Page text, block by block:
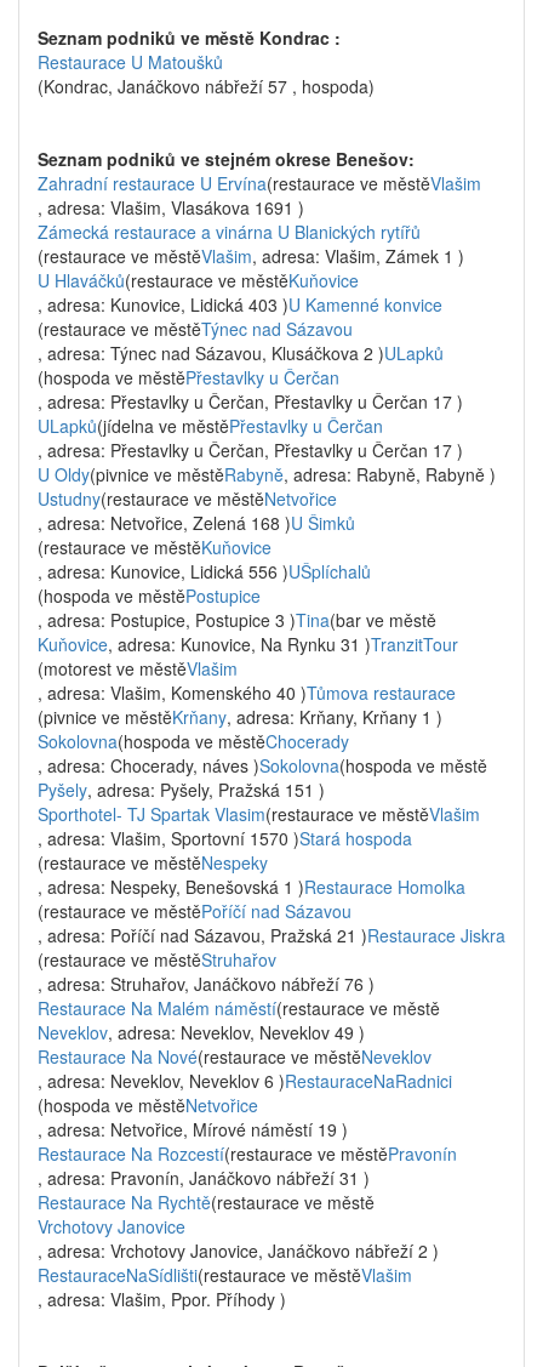
Seznam podniků ve městě Kondrac :
Restaurace U Matoušků
(Kondrac, Janáčkovo nábřeží 57 , hospoda)
Seznam podniků ve stejném okrese Benešov:
Zahradní restaurace U Ervína(restaurace ve městěVlašim
, adresa: Vlašim, Vlasákova 1691 )
Zámecká restaurace a vinárna U Blanických rytířů
(restaurace ve městěVlašim, adresa: Vlašim, Zámek 1 )
U Hlaváčků(restaurace ve městěKuňovice
, adresa: Kunovice, Lidická 403 )U Kamenné konvice
(restaurace ve městěTýnec nad Sázavou
, adresa: Týnec nad Sázavou, Klusáčkova 2 )ULapků
(hospoda ve městěPřestavlky u Čerčan
, adresa: Přestavlky u Čerčan, Přestavlky u Čerčan 17 )
ULapků(jídelna ve městěPřestavlky u Čerčan
, adresa: Přestavlky u Čerčan, Přestavlky u Čerčan 17 )
U Oldy(pivnice ve městěRabyně, adresa: Rabyně, Rabyně )
Ustudny(restaurace ve městěNetvořice
, adresa: Netvořice, Zelená 168 )U Šimků
(restaurace ve městěKuňovice
, adresa: Kunovice, Lidická 556 )UŠplíchalů
(hospoda ve městěPostupice
, adresa: Postupice, Postupice 3 )Tina(bar ve městě
Kuňovice, adresa: Kunovice, Na Rynku 31 )TranzitTour
(motorest ve městěVlašim
, adresa: Vlašim, Komenského 40 )Tůmova restaurace
(pivnice ve městěKrňany, adresa: Krňany, Krňany 1 )
Sokolovna(hospoda ve městěChocerady
, adresa: Chocerady, náves )Sokolovna(hospoda ve městě
Pyšely, adresa: Pyšely, Pražská 151 )
Sporthotel- TJ Spartak Vlasim(restaurace ve městěVlašim
, adresa: Vlašim, Sportovní 1570 )Stará hospoda
(restaurace ve městěNespeky
, adresa: Nespeky, Benešovská 1 )Restaurace Homolka
(restaurace ve městěPoříčí nad Sázavou
, adresa: Poříčí nad Sázavou, Pražská 21 )Restaurace Jiskra
(restaurace ve městěStruhařov
, adresa: Struhařov, Janáčkovo nábřeží 76 )
Restaurace Na Malém náměstí(restaurace ve městě
Neveklov, adresa: Neveklov, Neveklov 49 )
Restaurace Na Nové(restaurace ve městěNeveklov
, adresa: Neveklov, Neveklov 6 )RestauraceNaRadnici
(hospoda ve městěNetvořice
, adresa: Netvořice, Mírové náměstí 19 )
Restaurace Na Rozcestí(restaurace ve městěPravonín
, adresa: Pravonín, Janáčkovo nábřeží 31 )
Restaurace Na Rychtě(restaurace ve městě
Vrchotovy Janovice
, adresa: Vrchotovy Janovice, Janáčkovo nábřeží 2 )
RestauraceNaSídlišti(restaurace ve městěVlašim
, adresa: Vlašim, Ppor. Příhody )